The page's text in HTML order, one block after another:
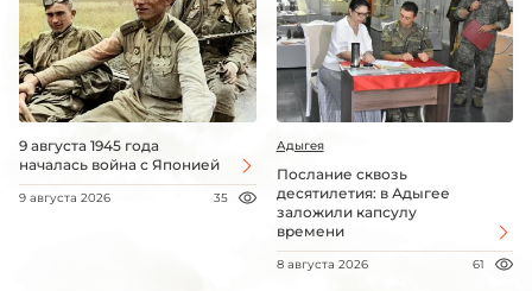
9 августа 1945 года
началась война с Японией
9 августа 2026 35
Адыгея
Послание сквозь
десятилетия: в Адыгее
заложили капсулу
времени
8 августа 2026 61